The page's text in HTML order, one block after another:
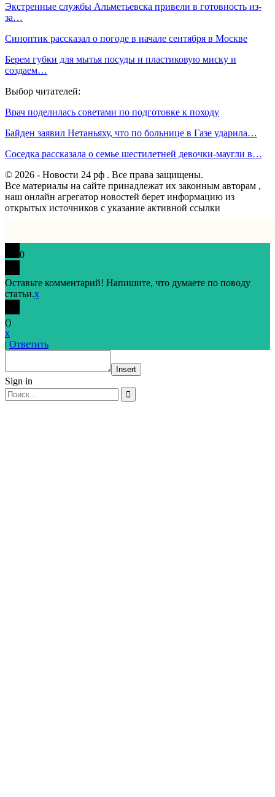
Экстренные службы Альметьевска привели в готовность из-
за…
Синоптик рассказал о погоде в начале сентября в Москве
Берем губки для мытья посуды и пластиковую миску и
создаем…
Выбор читателей:
Врач поделилась советами по подготовке к походу
Байден заявил Нетаньяху, что по больнице в Газе ударила…
Соседка рассказала о семье шестилетней девочки-маугли в…
© 2026 - Новости 24 рф . Все права защищены.
Все материалы на сайте принадлежат их законным авторам ,
наш онлайн агрегатор новостей берет информацию из
открытых источников с указание активной ссылки
0
Оставьте комментарий! Напишите, что думаете по поводу
статьи.x
()
x
| Ответить
Insert
Sign in